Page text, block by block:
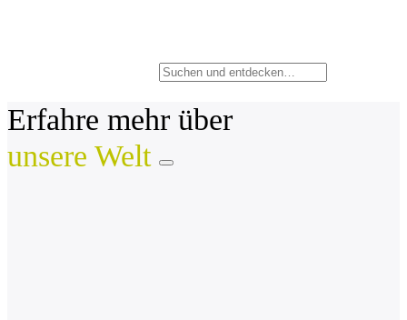
Erfahre mehr über
unsere Welt